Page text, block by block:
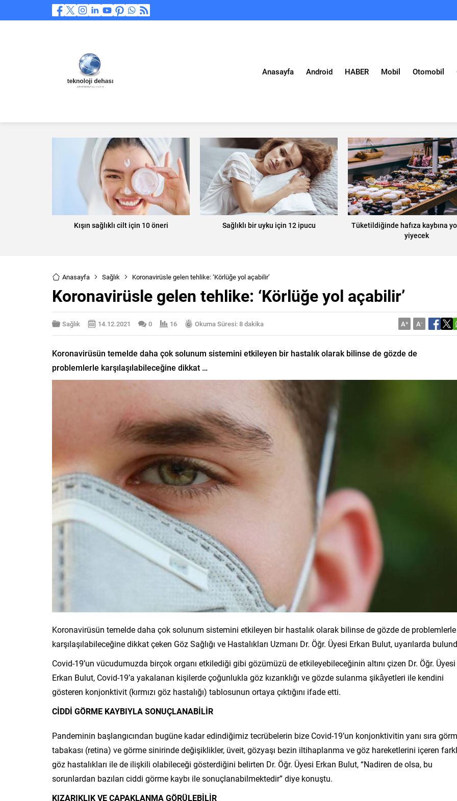
Anasayfa Android HABER Mobil Otomobil
Kışın sağlıklı cilt için 10 öneri Sağlıklı bir uyku için 12 ipucu
Tüketildiğinde hafıza kaybına
yiyecek
Anasayfa Sağlık Koronavirüsle gelen tehlike: ‘Körlüğe yol açabilir’
Koronavirüsle gelen tehlike: ‘Körlüğe yol açabilir’
Sağlık 14.12.2021 0 16 Okuma Süresi: 8 dakika A+ A-
Koronavirüsün temelde daha çok solunum sistemini etkileyen bir hastalık olarak bilinse de gözde de
problemlerle karşılaşılabileceğine dikkat …
Koronavirüsün temelde daha çok solunum sistemini etkileyen bir hastalık olarak bilinse de gözde de problemlerle
karşılaşılabileceğine dikkat çeken Göz Sağlığı ve Hastalıkları Uzmanı Dr. Öğr. Üyesi Erkan Bulut, uyarılarda
Covid-19’un vücudumuzda birçok organı etkilediği gibi gözümüzü de etkileyebileceğinin altını çizen Dr. Öğr. Üyesi
Erkan Bulut, Covid-19’a yakalanan kişilerde çoğunlukla göz kızarıklığı ve gözde sulanma şikâyetleri ile kendini
gösteren konjonktivit (kırmızı göz hastalığı) tablosunun ortaya çıktığını ifade etti.
CİDDİ GÖRME KAYBIYLA SONUÇLANABİLİR
Pandeminin başlangıcından bugüne kadar edindiğimiz tecrübelerin bize Covid-19’un konjonktivitin yanı sıra
tabakası (retina) ve görme sinirinde değişiklikler, üveit, gözyaşı bezin iltihaplanma ve göz hareketlerini içeren
göz hastalıkları ile de ilişkili olabileceği gösterdiğini belirten Dr. Öğr. Üyesi Erkan Bulut, “Nadiren de olsa, bu
sorunlardan bazıları ciddi görme kaybı ile sonuçlanabilmektedir” diye konuştu.
KIZARIKLIK VE ÇAPAKLANMA GÖRÜLEBİLİR